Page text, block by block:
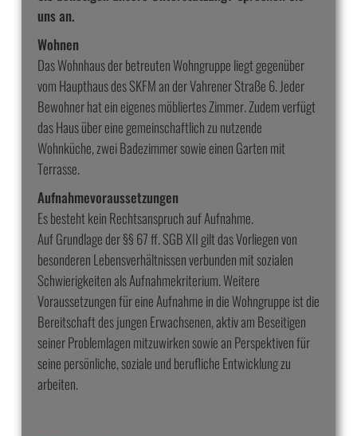
uns an.
Wohnen
Das Wohnhaus der betreuten Wohngruppe liegt gegenüber
vom Haupthaus des SKFM an der Vahrener Straße 6. Jeder
Bewohner hat ein eigenes möbliertes Zimmer. Zudem verfügt
das Haus über eine gemeinschaftlich zu nutzende
Wohnküche, zwei Badezimmer sowie einen Garten mit
Terrasse.
Aufnahmevoraussetzungen
Es besteht kein Rechtsanspruch auf Aufnahme.
Auf Grundlage der §§ 67 ff. SGB XII gilt das Vorliegen von
besonderen Lebensverhältnissen verbunden mit sozialen
Schwierigkeiten als Aufnahmekriterium. Weitere
Voraussetzungen für eine Aufnahme in die Wohngruppe ist die
Bereitschaft des jungen Erwachsenen, aktiv am Beseitigen
seiner Problemlagen mitzuwirken sowie an Perspektiven für
seine persönliche, soziale und berufliche Entwicklung zu
arbeiten.